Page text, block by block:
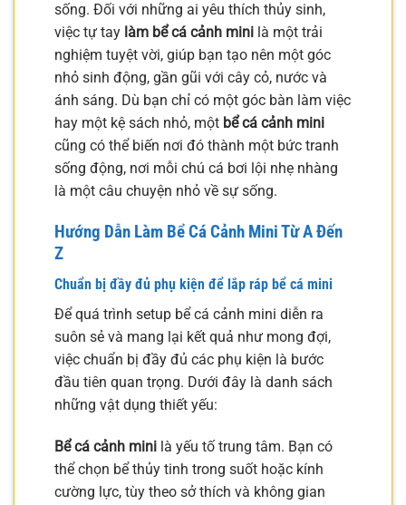
sống. Đối với những ai yêu thích thủy sinh,
việc tự tay làm bể cá cảnh mini là một trải
nghiệm tuyệt vời, giúp bạn tạo nên một góc
nhỏ sinh động, gần gũi với cây cỏ, nước và
ánh sáng. Dù bạn chỉ có một góc bàn làm việc
hay một kệ sách nhỏ, một bể cá cảnh mini
cũng có thể biến nơi đó thành một bức tranh
sống động, nơi mỗi chú cá bơi lội nhẹ nhàng
là một câu chuyện nhỏ về sự sống.
Hướng Dẫn Làm Bể Cá Cảnh Mini Từ A Đến
Z
Chuẩn bị đầy đủ phụ kiện để lắp ráp bể cá mini
Để quá trình setup bể cá cảnh mini diễn ra
suôn sẻ và mang lại kết quả như mong đợi,
việc chuẩn bị đầy đủ các phụ kiện là bước
đầu tiên quan trọng. Dưới đây là danh sách
những vật dụng thiết yếu:
Bể cá cảnh mini là yếu tố trung tâm. Bạn có
thể chọn bể thủy tinh trong suốt hoặc kính
cường lực, tùy theo sở thích và không gian